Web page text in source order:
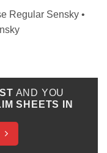
Regular Sensky •
AND YOU
SHEETS IN